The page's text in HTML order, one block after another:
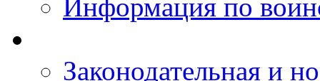
Информация по
Законодательная и